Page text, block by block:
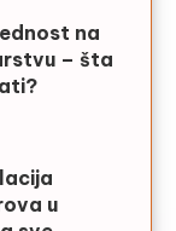
na
– šta
u